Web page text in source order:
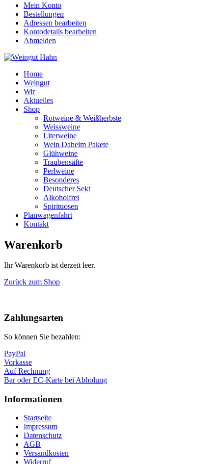
Mein Konto
Bestellungen
Adressen bearbeiten
Kontodetails bearbeiten
Abmelden
Home
Weingut
Wir
Aktuelles
Shop
Rotweine & Weißherbste
Weissweine
Literweine
Wein Daheim Pakete
Glühweine
Traubensäfte
Perlweine
Besonderes
Deutscher Sekt
Alkoholfrei
Spirituosen
Planwagenfahrt
Kontakt
Warenkorb
Ihr Warenkorb ist derzeit leer.
Zurück zum Shop
oben
Zahlungsarten
So können Sie bezahlen:
PayPal
Vorkasse
Auf Rechnung
Bar oder EC-Karte bei Abholung
Informationen
Startseite
Impressum
Datenschutz
AGB
Versandkosten
Widerruf